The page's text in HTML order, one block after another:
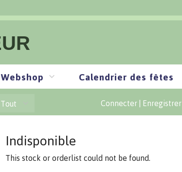
Webshop Calendrier des fêtes
Tout Connecter Enregistrer
Indisponible
This stock or orderlist could not be found.